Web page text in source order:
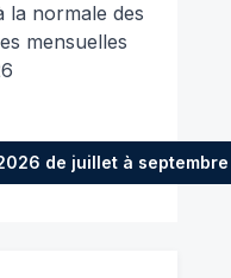
la normale des
mensuelles
de juillet à septembre